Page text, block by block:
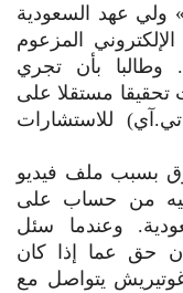
ولي عهد السعودية
المزعوم
وطالبا بأن تجري
تحقيقا مستقلا على
بسبب ملف فيديو
من حساب على
وعندما سئل
حق عما إذا كان
غوتيريش يتواصل مع